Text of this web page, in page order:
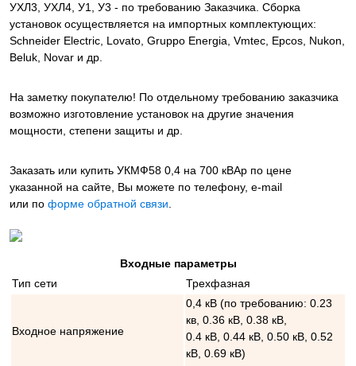
УХЛ3, УХЛ4, У1, У3 - по требованию Заказчика. Сборка
установок осуществляется на импортных комплектующих:
Schneider Electric, Lovato, Gruppo Energia, Vmtec, Epcos, Nukon,
Beluk, Novar и др.
На заметку покупателю! По отдельному требованию заказчика
возможно изготовление установок на другие значения
мощности, степени защиты и др.
Заказать или купить УКМФ58 0,4 на 700 кВАр по цене
указанной на сайте, Вы можете по телефону, e-mail
или по форме обратной связи.
Входные параметры
Тип сети
Трехфазная
Входное напряжение
0,4 кВ (по требованию: 0.23
кв, 0.36 кВ, 0.38 кВ,
0.4 кВ, 0.44 кВ, 0.50 кВ, 0.52
кВ, 0.69 кВ)